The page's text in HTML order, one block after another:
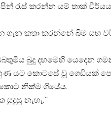
රැස් කරන්න යම් තාක්
ගැන කතා කරන්නේ බිම සහ
බුදු දහමෙහි යෙදෙන
යට කොටසේ වූ ගෙඩියක්
කොට නික්ම ගියේය.
නැහැ.”